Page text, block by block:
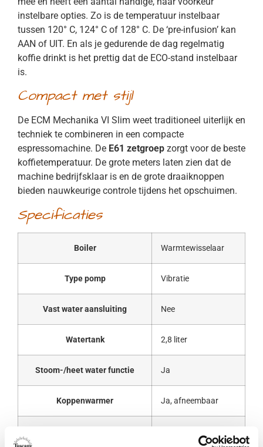
instelbare opties. Zo is de temperatuur instelbaar
tussen 120° C, 124° C of 128° C. De ‘pre-infusion’ kan
AAN of UIT. En als je gedurende de dag regelmatig
koffie drinkt is het prettig dat de ECO-stand instelbaar
is.
Compact met stijl
De ECM Mechanika VI Slim weet traditioneel uiterlijk en
techniek te combineren in een compacte
espressomachine. De E61 zetgroep zorgt voor de beste
koffietemperatuur. De grote meters laten zien dat de
machine bedrijfsklaar is en de grote draaiknoppen
bieden nauwkeurige controle tijdens het opschuimen.
Specificaties
Boiler Warmtewisselaar
Type pomp Vibratie
Vast water aansluiting Nee
Watertank 2,8 liter
Stoom-/heet water functie Ja
Koppenwarmer Ja, afneembaar